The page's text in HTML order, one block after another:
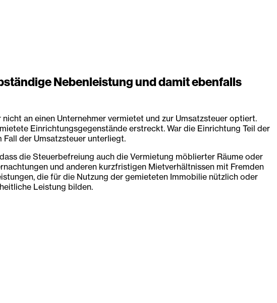
Nebenleistung und damit ebenfalls
an einen Unternehmer vermietet und zur Umsatzsteuer optiert.
Einrichtungsgegenstände erstreckt. War die Einrichtung Teil der
Fall der Umsatzsteuer unterliegt.
die Steuerbefreiung auch die Vermietung möblierter Räume oder
und anderen kurzfristigen Mietverhältnissen mit Fremden
die für die Nutzung der gemieteten Immobilie nützlich oder
Leistung bilden.